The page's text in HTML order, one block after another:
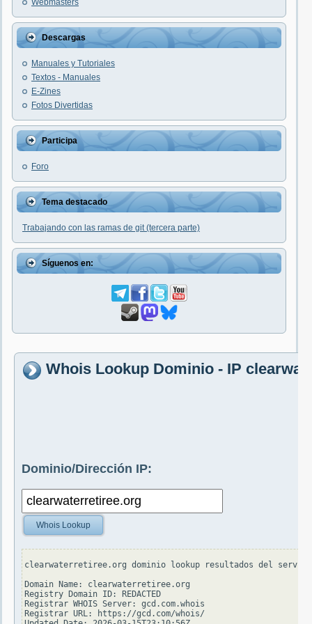
Webmasters
Descargas
Manuales y Tutoriales
Textos - Manuales
E-Zines
Fotos Divertidas
Participa
Foro
Tema destacado
Trabajando con las ramas de git (tercera parte)
Síguenos en:
Whois Lookup Dominio - IP
Dominio/Dirección IP:
Whois Lookup
clearwaterretiree.org dominio lookup resultados del
Domain Name: clearwaterretiree.org
Registry Domain ID: REDACTED
Registrar WHOIS Server: gcd.com.whois
Registrar URL: https://gcd.com/whois/